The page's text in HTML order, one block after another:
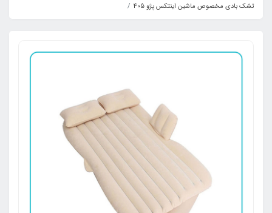
تشک بادی مخصوص ماشین اینتکس پژو 405